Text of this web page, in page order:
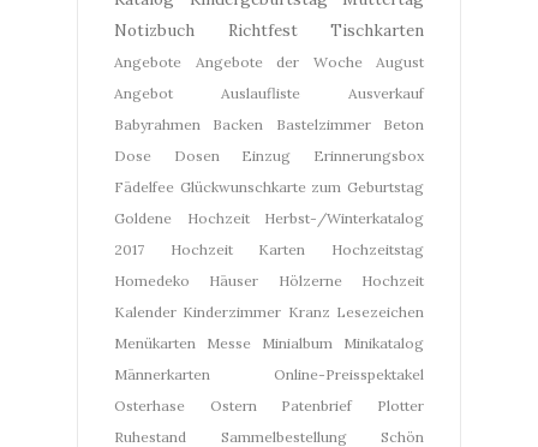
Notizbuch
Richtfest Tischkarten
Angebote Angebote der Woche
August
Angebot
Auslaufliste
Ausverkauf
Babyrahmen
Backen Bastelzimmer
Beton
Dose
Dosen Einzug
Erinnerungsbox
Fädelfee Glückwunschkarte zum Geburtstag
Goldene Hochzeit
Herbst-/Winterkatalog
2017
Hochzeit Karten
Hochzeitstag
Homedeko
Häuser
Hölzerne Hochzeit
Kalender Kinderzimmer Kranz Lesezeichen
Menükarten
Messe Minialbum
Minikatalog
Männerkarten
Online-Preisspektakel
Osterhase
Ostern Patenbrief
Plotter
Ruhestand
Sammelbestellung
Schön